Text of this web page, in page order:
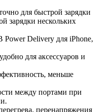
для быстрой зарядки
зарядки нескольких
Power Delivery для iPhone,
для аксессуаров и
меньше
между портами при
перенапряжения